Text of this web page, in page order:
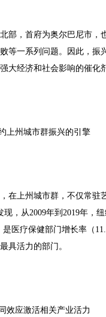
部，首府为奥尔巴尼市，
等一系列问题。因此，
大经济和社会影响的催化
上州城市群振兴的引擎
在上州城市群，不仅常驻
现，从2009年到2019年，
是医疗保健部门增长率（
具活力的部门。
效应激活相关产业活力